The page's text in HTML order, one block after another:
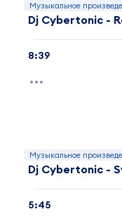
Музыкальное
Dj Cybertonic -
8:39
Музыкальное
Dj Cybertonic -
5:45